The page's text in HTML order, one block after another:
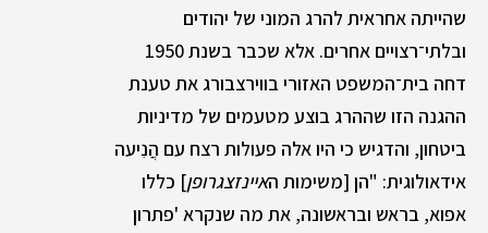
שהייתה אחראית להרג המוני של יהודים
ובלתי־רצויים אחרים. אלא שכבר בשנת 1950
דחה בית־המשפט האזורי בווירצבורג את טענת
ההגנה הזו שההרג בוצע מטעמים של מדיניות
ביטחון, והדגיש כי היו אלה פעולות רצח עם הֲנִיעה
אידאולוגית: "הן [משימות ה איינזצגרופן] כללו
אפוא, בראש ובראשונה, את מה שנקרא 'פתרון